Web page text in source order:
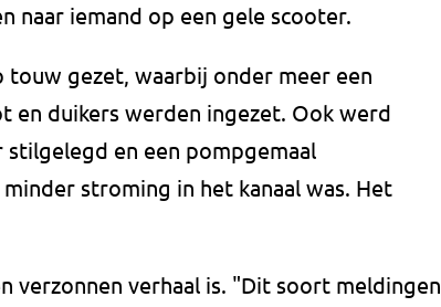
naar iemand op een gele scooter.
gezet, waarbij onder meer een
en duikers werden ingezet. Ook werd
en een pompgemaal
stroming in het kanaal was. Het
verzonnen verhaal is. "Dit soort meldingen